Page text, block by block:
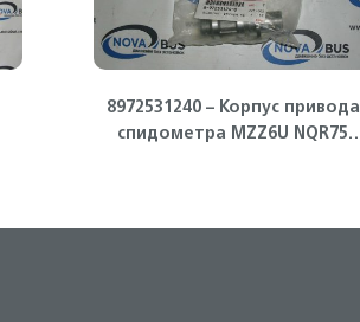
8972531240 – Корпус привода
спидометра MZZ6U NQR75